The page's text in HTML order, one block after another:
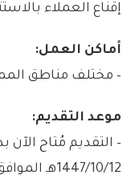
إقناع العملاء
أماكن العمل:
– مختلف مناطق
موعد التقديم:
– التقديم مُتاح الآن
1447/10/12هـ الموافق 2026/03/31م.